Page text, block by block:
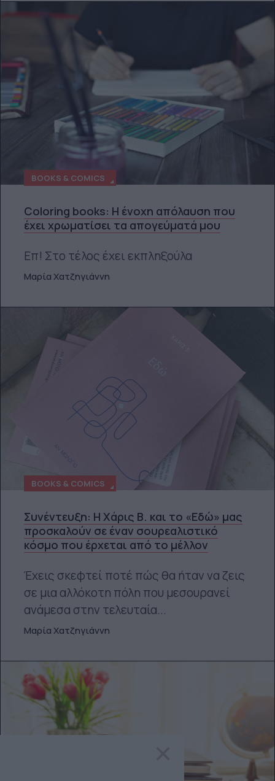
BOOKS & COMICS
Coloring books: H ένοχη απόλαυση που
έχει χρωματίσει τα απογεύματά μου
Επ! Στο τέλος έχει εκπληξούλα
Μαρία Χατζηγιάννη
BOOKS & COMICS
Συνέντευξη: H Χάρις Β. και το «Εδώ» μας
προσκαλούν σε έναν σουρεαλιστικό
κόσμο που έρχεται από το μέλλον
Έχεις σκεφτεί ποτέ πώς θα ήταν να ζεις
σε μια αλλόκοτη πόλη που μεσουρανεί
ανάμεσα στην τελευταία...
Μαρία Χατζηγιάννη